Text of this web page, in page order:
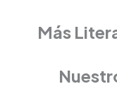
Más